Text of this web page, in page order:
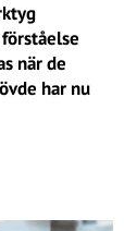
när de
har nu